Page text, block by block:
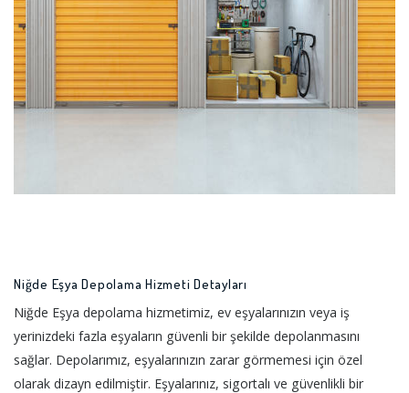
Niğde Eşya Depolama Hizmeti Detayları
Niğde Eşya depolama hizmetimiz, ev eşyalarınızın veya iş
yerinizdeki fazla eşyaların güvenli bir şekilde depolanmasını
sağlar. Depolarımız, eşyalarınızın zarar görmemesi için özel
olarak dizayn edilmiştir. Eşyalarınız, sigortalı ve güvenlikli bir